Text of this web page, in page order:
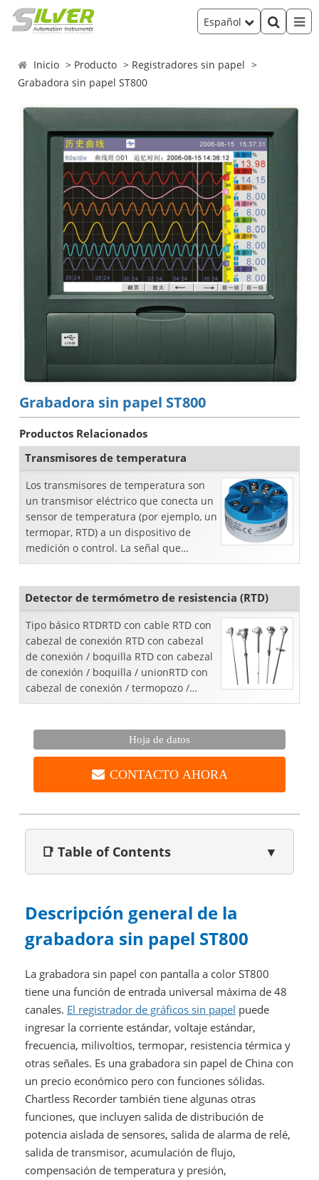
Español
Inicio Producto
Registradores sin papel
Grabadora sin papel ST800
Grabadora sin papel ST800
Productos Relacionados
Transmisores de temperatura
Los transmisores de temperatura son
un transmisor eléctrico que conecta un
sensor de temperatura (por ejemplo, un
termopar, RTD) a un dispositivo de
medición o control. La señal que
nuestro transmisor puede aceptar es ...
Detector de termómetro de resistencia (RTD)
Tipo básico RTDRTD con cable RTD con
cabezal de conexión RTD con cabezal
de conexión / boquilla RTD con cabezal
de conexión / boquilla / unionRTD con
cabezal de conexión / termopozo /
brida instaladoPrensa cargada RTD con
Hoja de datos
CONTACTO AHORA
📑 Table of Contents ▼
Descripción general de la
grabadora sin papel ST800
La grabadora sin papel con pantalla a color ST800
tiene una función de entrada universal máxima de 48
canales. El registrador de gráficos sin papel puede
ingresar la corriente estándar, voltaje estándar,
frecuencia, milivoltios, termopar, resistencia térmica y
otras señales. Es una grabadora sin papel de China con
un precio económico pero con funciones sólidas.
Chartless Recorder también tiene algunas otras
funciones, que incluyen salida de distribución de
potencia aislada de sensores, salida de alarma de relé,
salida de transmisor, acumulación de flujo,
compensación de temperatura y presión,